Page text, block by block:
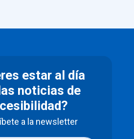
estar al día
noticias de
a la newsletter